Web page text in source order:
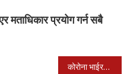
मताधिकार प्रयोग गर्न सबै
कोरोना भाईरस नियन्त्रण नभएसम्म लकडाउन नखुल्ने